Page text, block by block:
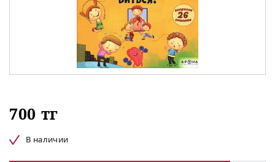
700 тг
В наличии